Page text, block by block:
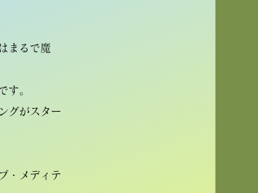
まるで魔
す。
グがスター
・メディテ